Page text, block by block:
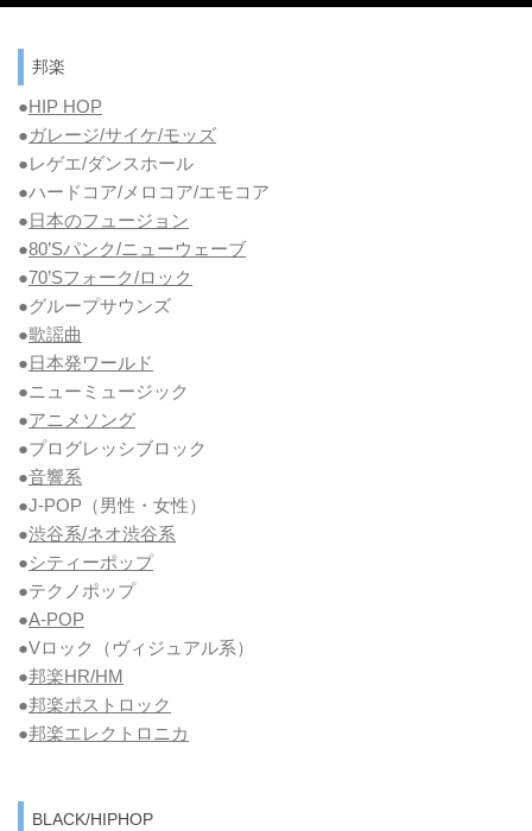
邦楽
●HIP HOP
●ガレージ/サイケ/モッズ
●レゲエ/ダンスホール
●ハードコア/メロコア/エモコア
●日本のフュージョン
●80’Sパンク/ニューウェーブ
●70’Sフォーク/ロック
●グループサウンズ
●歌謡曲
●日本発ワールド
●ニューミュージック
●アニメソング
●プログレッシブロック
●音響系
●J-POP（男性・女性）
●渋谷系/ネオ渋谷系
●シティーポップ
●テクノポップ
●A-POP
●Vロック
（ヴィジュアル系）
●邦楽HR/HM
●邦楽ポストロック
●邦楽エレクトロニカ
BLACK/HIPHOP